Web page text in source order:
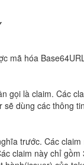
,
mã hóa
gọi là claim. Các
sẽ dùng các thông
trước. Các
claim này chỉ